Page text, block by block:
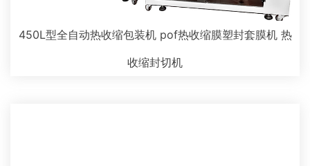
450L型全自动热收缩包装机 pof热收缩膜塑封套膜机 热
收缩封切机